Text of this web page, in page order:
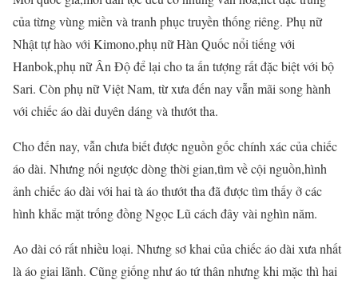
của từng vùng miền và tranh phục truyền thống riêng. Phụ nữ
Nhật tự hào với Kimono,phụ nữ Hàn Quốc nổi tiếng với
Hanbok,phụ nữ Ân Độ để lại cho ta ấn tượng rất đặc biệt với bộ
Sari. Còn phụ nữ Việt Nam, từ xưa đến nay vẫn mãi song hành
với chiếc áo dài duyên dáng và thướt tha.
Cho đến nay, vẫn chưa biết được nguồn gốc chính xác của chiếc
áo dài. Nhưng nối ngược dòng thời gian,tìm về cội nguồn,hình
ảnh chiếc áo dài với hai tà áo thướt tha đã được tìm thấy ở các
hình khắc mặt trống đồng Ngọc Lũ cách đây vài nghìn năm.
Ao dài có rất nhiều loại. Nhưng sơ khai của chiếc áo dài xưa nhất
là áo giai lãnh. Cũng giống như áo tứ thân nhưng khi mặc thì hai